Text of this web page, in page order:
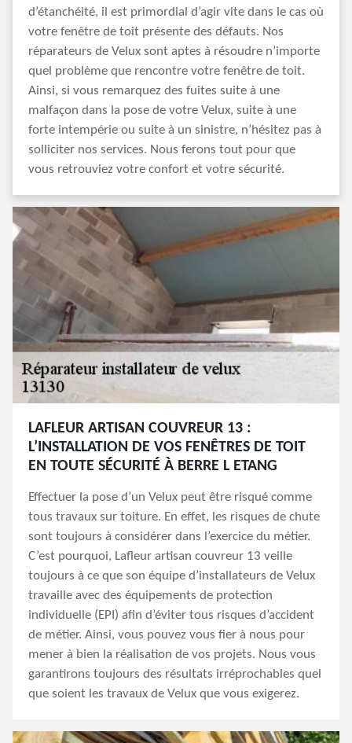
d’étanchéité, il est primordial d’agir vite dans le cas où
votre fenêtre de toit présente des défauts. Nos
réparateurs de Velux sont aptes à résoudre n’importe
quel problème que rencontre votre fenêtre de toit.
Ainsi, si vous remarquez des fuites suite à une
malfaçon dans la pose de votre Velux, suite à une
forte intempérie ou suite à un sinistre, n’hésitez pas à
solliciter nos services. Nous ferons tout pour que
vous retrouviez votre confort et votre sécurité.
LAFLEUR ARTISAN COUVREUR 13 :
L’INSTALLATION DE VOS FENÊTRES DE TOIT
EN TOUTE SÉCURITÉ À BERRE L ETANG
Effectuer la pose d’un Velux peut être risqué comme
tous travaux sur toiture. En effet, les risques de chute
sont toujours à considérer dans l’exercice du métier.
C’est pourquoi, Lafleur artisan couvreur 13 veille
toujours à ce que son équipe d’installateurs de Velux
travaille avec des équipements de protection
individuelle (EPI) afin d’éviter tous risques d’accident
de métier. Ainsi, vous pouvez vous fier à nous pour
mener à bien la réalisation de vos projets. Nous vous
garantirons toujours des résultats irréprochables quel
que soient les travaux de Velux que vous exigerez.